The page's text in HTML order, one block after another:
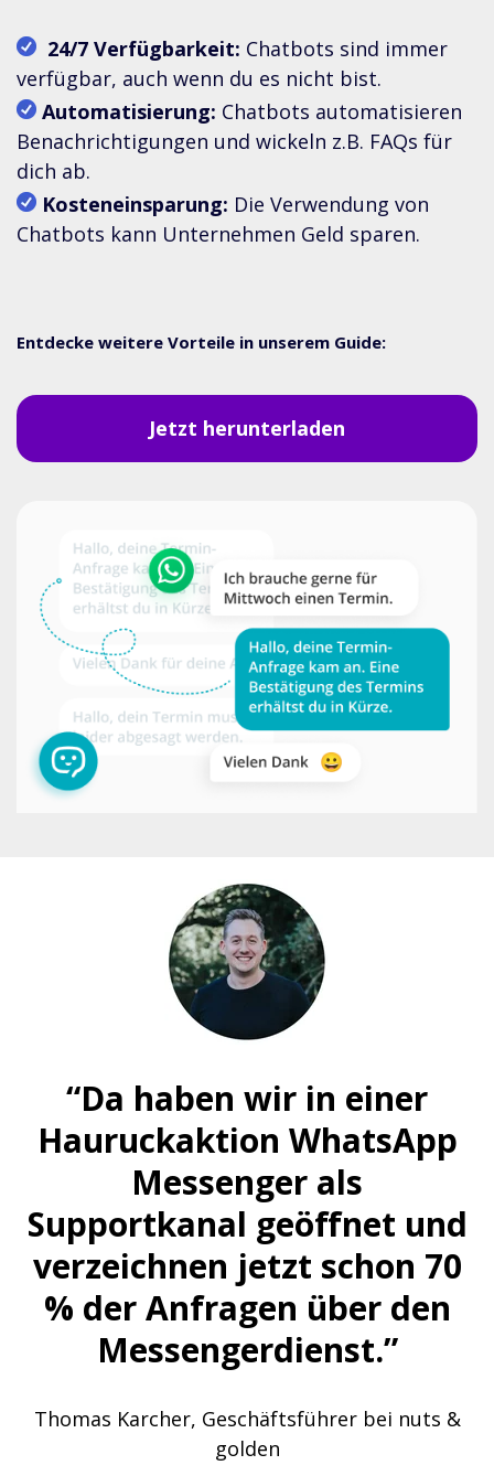
24/7 Verfügbarkeit: Chatbots sind immer
verfügbar, auch wenn du es nicht bist.
Automatisierung: Chatbots automatisieren
Benachrichtigungen und wickeln z.B. FAQs für
dich ab.
Kosteneinsparung: Die Verwendung von
Chatbots kann Unternehmen Geld sparen.
Entdecke weitere Vorteile in unserem Guide:
Jetzt herunterladen
“Da haben wir in einer
Hauruckaktion WhatsApp
Messenger als
Supportkanal geöffnet und
verzeichnen jetzt schon 70
% der Anfragen über den
Messengerdienst.”
Thomas Karcher, Geschäftsführer bei nuts &
golden